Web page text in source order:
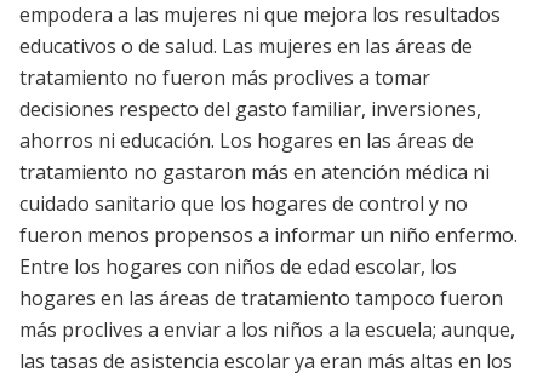
empodera a las mujeres ni que mejora los resultados
educativos o de salud. Las mujeres en las áreas de
tratamiento no fueron más proclives a tomar
decisiones respecto del gasto familiar, inversiones,
ahorros ni educación. Los hogares en las áreas de
tratamiento no gastaron más en atención médica ni
cuidado sanitario que los hogares de control y no
fueron menos propensos a informar un niño enfermo.
Entre los hogares con niños de edad escolar, los
hogares en las áreas de tratamiento tampoco fueron
más proclives a enviar a los niños a la escuela; aunque,
las tasas de asistencia escolar ya eran más altas en los